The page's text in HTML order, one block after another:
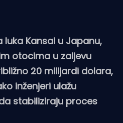
Kansai u Japanu,
otocima u zaljevu
20 milijardi dolara,
inženjeri ulažu
stabiliziraju proces